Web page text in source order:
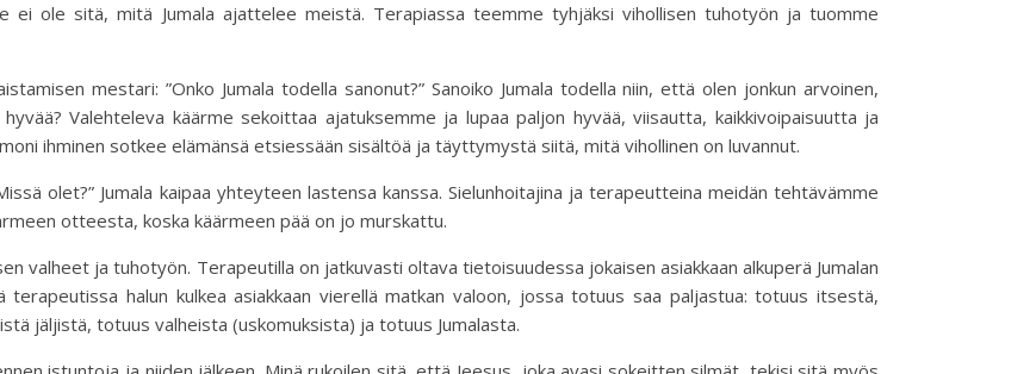
ei ole sitä, mitä Jumala ajattelee meistä. Terapiassa teemme tyhjäksi vihollisen tuhotyön ja tuomme
mestari: ”Onko Jumala todella sanonut?” Sanoiko Jumala todella niin, että olen jonkun arvoinen,
Valehteleva käärme sekoittaa ajatuksemme ja lupaa paljon hyvää, viisautta, kaikkivoipaisuutta ja
ihminen sotkee elämänsä etsiessään sisältöä ja täyttymystä siitä, mitä vihollinen on luvannut.
olet?” Jumala kaipaa yhteyteen lastensa kanssa. Sielunhoitajina ja terapeutteina meidän tehtävämme
otteesta, koska käärmeen pää on jo murskattu.
valheet ja tuhotyön. Terapeutilla on jatkuvasti oltava tietoisuudessa jokaisen asiakkaan alkuperä Jumalan
terapeutissa halun kulkea asiakkaan vierellä matkan valoon, jossa totuus saa paljastua: totuus itsestä,
jäljistä, totuus valheista (uskomuksista) ja totuus Jumalasta.